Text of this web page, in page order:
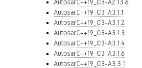
AutosarC++19_03-A2.13.6
AutosarC++19_03-A3.1.1
AutosarC++19_03-A3.1.2
AutosarC++19_03-A3.1.3
AutosarC++19_03-A3.1.4
AutosarC++19_03-A3.1.6
AutosarC++19_03-A3.3.1